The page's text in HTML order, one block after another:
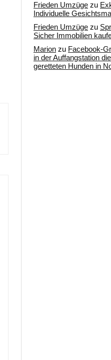
Frieden Umzüge zu
Individuelle
Frieden Umzüge zu
Sicher Immobilien
Marion zu Facebook-
in der Auffangstation
geretteten Hunden in